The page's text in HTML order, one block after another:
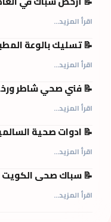
اقرأ المزيد...
📝 تسليك بالوعة
اقرأ المزيد...
📝 فني صحي شاطر
اقرأ المزيد...
📝 ادوات صحية
اقرأ المزيد...
📝 سباك صحى الكويت
اقرأ المزيد...